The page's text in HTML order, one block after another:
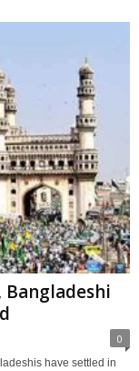
0
have settled in